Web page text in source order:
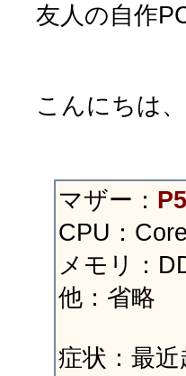
友人の自作
こんにちは
マザー：
CPU：
メモリ：
他：省略
症状：最